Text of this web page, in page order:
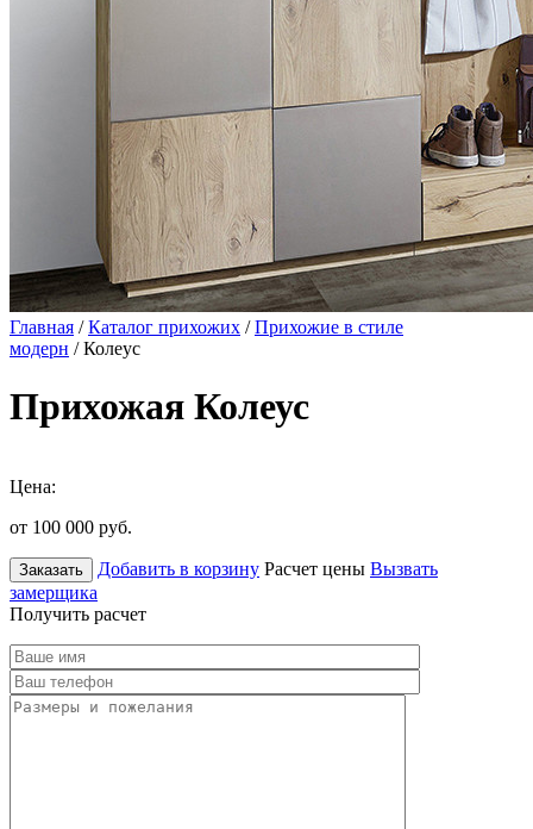
Главная /Каталог прихожих /Прихожие в стиле
модерн / Колеус
Прихожая Колеус
Цена:
от 100 000 руб.
Заказать Добавить в корзину Расчет цены Вызвать
замерщика
Получить расчет